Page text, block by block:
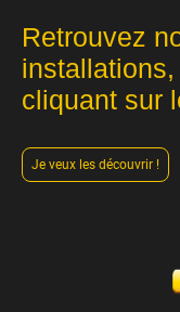
Retrouvez
cliquant sur
Je veux les découvrir !